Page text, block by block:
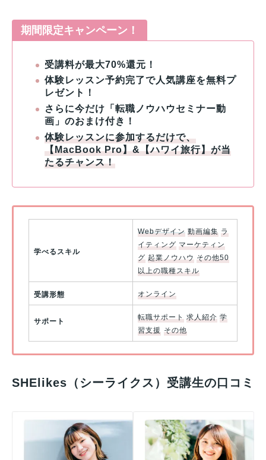
期間限定キャンペーン！
受講料が最大70%還元！
体験レッスン予約完了で人気講座を無料プ
レゼント！
さらに今だけ「転職ノウハウセミナー動
画」のおまけ付き！
体験レッスンに参加するだけで、
【MacBookPro】&【ハワイ旅行】が当
たるチャンス！
学べるスキル
Webデザイン 動画編集 ラ
イティング マーケティン
グ 起業ノウハウ その他50
以上の職種スキル
受講形態 オンライン
サポート 転職サポート 求人紹介 学
習支援 その他
SHElikes（シーライクス）受講生の口コミ